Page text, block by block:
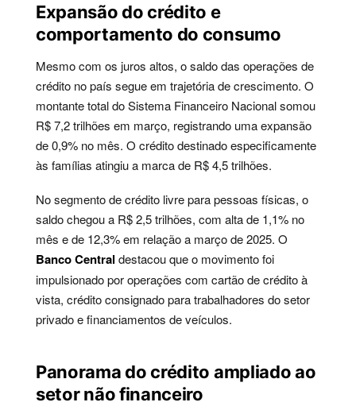
Expansão do crédito e
comportamento do consumo
Mesmo com os juros altos, o saldo das operações de
crédito no país segue em trajetória de crescimento. O
montante total do Sistema Financeiro Nacional somou
R$ 7,2 trilhões em março, registrando uma expansão
de 0,9% no mês. O crédito destinado especificamente
às famílias atingiu a marca de R$ 4,5 trilhões.
No segmento de crédito livre para pessoas físicas, o
saldo chegou a R$ 2,5 trilhões, com alta de 1,1% no
mês e de 12,3% em relação a março de 2025. O
Banco Central destacou que o movimento foi
impulsionado por operações com cartão de crédito à
vista, crédito consignado para trabalhadores do setor
privado e financiamentos de veículos.
Panorama do crédito ampliado ao
setor não financeiro